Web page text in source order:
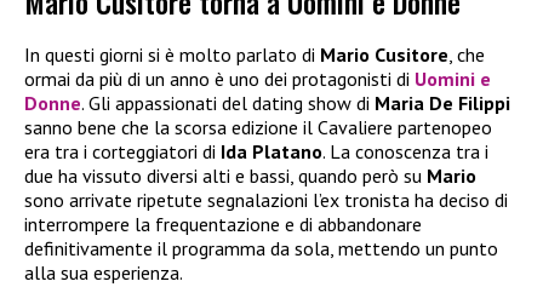
In questi giorni si è molto parlato di Mario Cusitore, che
ormai da più di un anno è uno dei protagonisti di Uomini e
Donne. Gli appassionati del dating show di Maria De Filippi
sanno bene che la scorsa edizione il Cavaliere partenopeo
era tra i corteggiatori di Ida Platano. La conoscenza tra i
due ha vissuto diversi alti e bassi, quando però su Mario
sono arrivate ripetute segnalazioni l’ex tronista ha deciso di
interrompere la frequentazione e di abbandonare
definitivamente il programma da sola, mettendo un punto
alla sua esperienza.